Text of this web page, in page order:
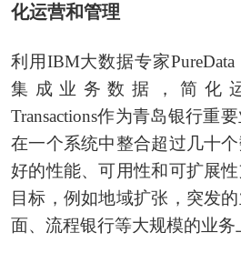
化运营和管理
利用IBM大数据专家
集成业务数据，简化运
Transactions作为青岛银行重
在一个系统中整合超过几十
好的性能、可用性和可扩展
目标，例如地域扩张，突发
面、流程银行等大规模的业务